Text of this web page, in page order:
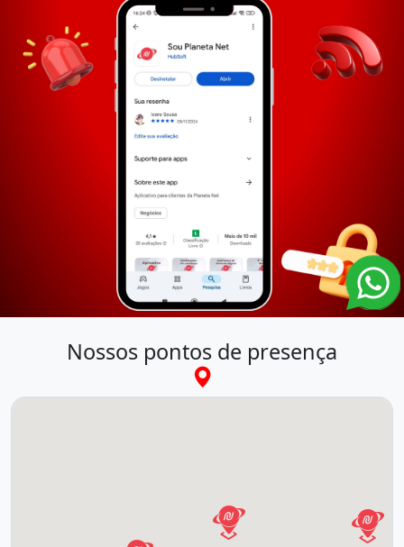
Nossos pontos de presença